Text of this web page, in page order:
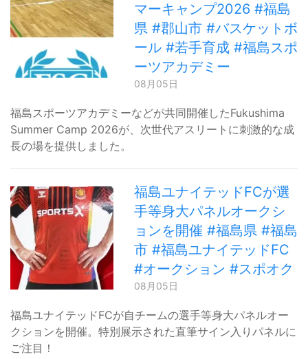
マーキャンプ2026 #福島
県 #郡山市 #バスケットボ
ール #若手育成 #福島スポ
ーツアカデミー
08月05日
福島スポーツアカデミーなどが共同開催したFukushima
Summer Camp 2026が、次世代アスリートに刺激的な成
長の場を提供しました。
福島ユナイテッドFCが選
手等身大パネルオークシ
ョンを開催 #福島県 #福島
市 #福島ユナイテッドFC
#オークション #スポオク
08月05日
福島ユナイテッドFCが自チームの選手等身大パネルオー
クションを開催。特別展示された直筆サイン入りパネルに
ご注目！